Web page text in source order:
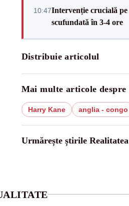
10:47Intervenție crucială
scufundată în 3-4 ore
Distribuie articolul
Mai multe articole despre
Harry Kane anglia - congo
Urmărește știrile